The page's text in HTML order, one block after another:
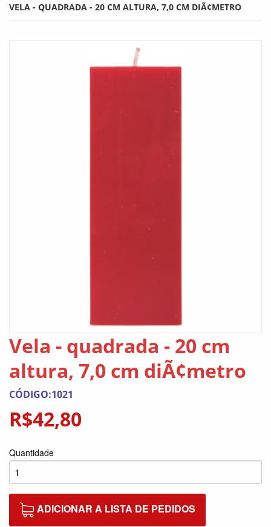
VELA - QUADRADA - 20 CM ALTURA, 7,0 CM DIÃ¢METRO
Vela - quadrada - 20 cm
altura, 7,0 cm diÃ¢metro
CÓDIGO:1021
R$42,80
Quantidade
ADICIONAR A LISTA DE PEDIDOS